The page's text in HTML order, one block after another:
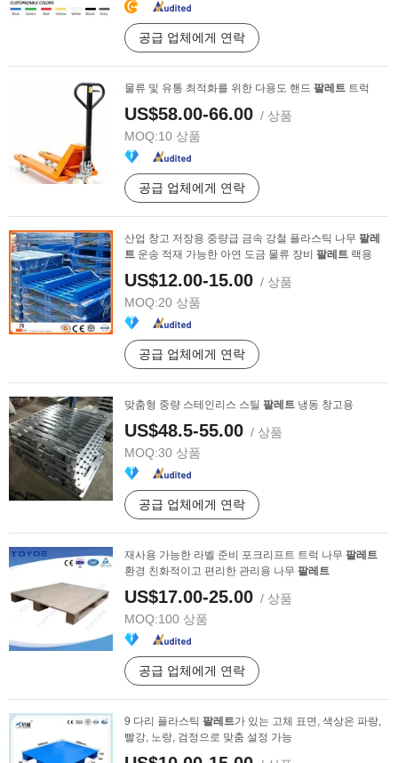
공급 업체에게 연락
물류 및 유통 최적화를 위한 다용도 핸드 팔레트 트럭
US$58.00-66.00 / 상품
MOQ:10 상품
공급 업체에게 연락
산업 창고 저장용 중량급 금속 강철 플라스틱 나무 팔레
트 운송 적재 가능한 아연 도금 물류 장비 팔레트 랙용
US$12.00-15.00 / 상품
MOQ:20 상품
공급 업체에게 연락
맞춤형 중량 스테인리스 스틸 팔레트 냉동 창고용
US$48.5-55.00 / 상품
MOQ:30 상품
공급 업체에게 연락
재사용 가능한 라벨 준비 포크리프트 트럭 나무 팔레트
환경 친화적이고 편리한 관리용 나무 팔레트
US$17.00-25.00 / 상품
MOQ:100 상품
공급 업체에게 연락
9 다리 플라스틱 팔레트가 있는 고체 표면, 색상은 파랑,
빨강, 노랑, 검정으로 맞춤 설정 가능